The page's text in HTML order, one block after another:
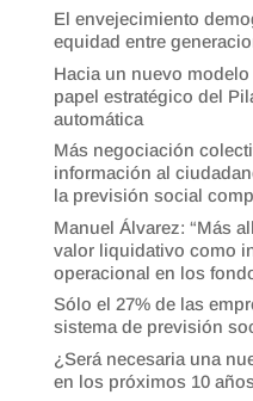
El envejecimiento
equidad entre
Hacia un nuevo
papel estratégico del
automática
Más negociación
información al
la previsión social
Manuel Álvarez: “Más
valor liquidativo como
operacional en los
Sólo el 27% de las
sistema de previsión
¿Será necesaria una
en los próximos 10